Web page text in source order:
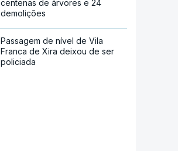
centenas de árvores e 24
demolições
Passagem de nível de Vila
Franca de Xira deixou de ser
policiada